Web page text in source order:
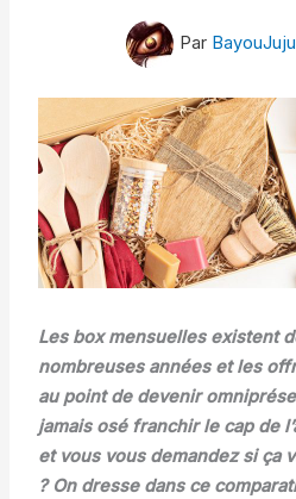
Par BayouJuju
Les box mensuelles existent
nombreuses années et les
au point de devenir
jamais osé franchir le cap de
et vous vous demandez si ça
? On dresse dans ce